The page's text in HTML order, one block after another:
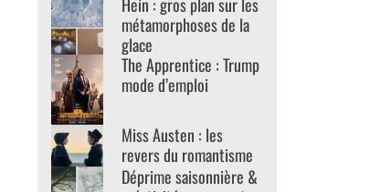
métamorphoses de la
glace
The Apprentice : Trump
mode d’emploi
Miss Austen : les
revers du romantisme
Déprime saisonnière &